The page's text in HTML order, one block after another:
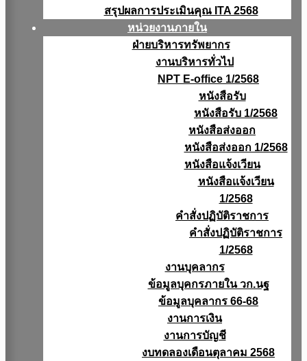
สรุปผลการประเมินคุณ ITA 2568
หน่วยงานภายใน
ฝ่ายบริหารทรัพยากร
งานบริหารทั่วไป
NPT E-office 1/2568
หนังสือรับ
หนังสือรับ 1/2568
หนังสือส่งออก
หนังสือส่งออก 1/2568
หนังสือแจ้งเวียน
หนังสือเเจ้งเวียน
1/2568
คำสั่งปฏิบัติราชการ
คำสั่งปฏิบัติราชการ
1/2568
งานบุคลากร
ข้อมูลบุคกรภายใน วก.นฐ
ข้อมูลบุคลากร 66-68
งานการเงิน
งานการบัญชี
งบทดลองเดือนตุลาคม 2568